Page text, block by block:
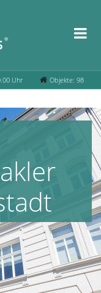
Uhr Objekte: 98